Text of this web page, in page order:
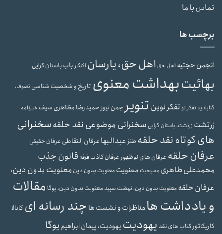
تماس با ما
برچسب ها
انجمن حجتیه اهل حق اهل حق، یارسان اکنکارباب باستان گرایی
بهائیتبهداشت معنوی تاریخ و شخصیت شناسی تصوف،
گنابادیه تفکر نوتفکر نوین تنویر جمن نیوز حمیدرضا مظاهری سیفخبرنامه
زرتشت زرتشت، باستان گرایی سخنرانی موضوعی نقد حلقهسخنرانی
های کوتاه نقد حلقه طنز عبدالبهاعرفان التقاطی عرفان حقیقی
عرفان حلقه عرفان های نوظهور عرفان کاذبفرقه قانون جذب
محمدعلی طاهری مسیحیت معنویت معنویت بدون دین معنویت بدون دین،
عرفان حلقه معنویت بدون دین، نهضت سپیدمعنویت بدون دین، یوگا مقالات
و یادداشت هامناظرات و نشست ها چند رسانه ای کابالا
کاریکاتور کتاب های نقد یهودیت یهودیت، پیمان ابراهیم یوگا